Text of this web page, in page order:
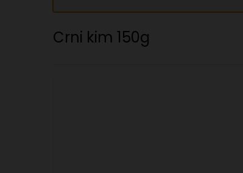
Crni kim 150g